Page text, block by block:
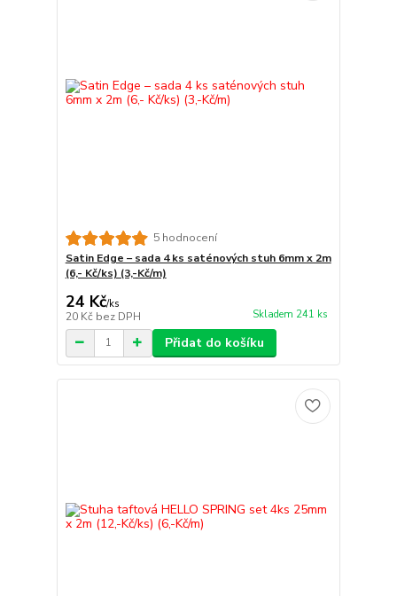
5 hodnocení
Satin Edge – sada 4 ks saténových stuh 6mm x 2m
(6,- Kč/ks) (3,-Kč/m)
24 Kč/ks
20 Kč bez DPH Skladem 241 ks
Přidat do košíku